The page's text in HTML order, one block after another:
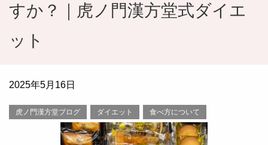
すか？｜虎ノ門漢方堂式ダイエ
ット
2025年5月16日
虎ノ門漢方堂ブログ ダイエット 食べ方について